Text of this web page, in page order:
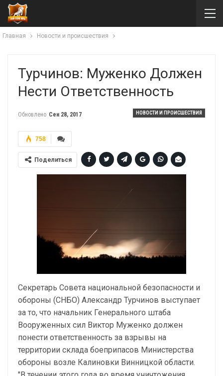
Главная Новости и происшествия
Турчинов: Муженко Должен
Нести Ответственность
НОВОСТИ И ПРОИСШЕСТВИЯ
Обновлено Сен 28, 2017
758
Поделиться
Секретарь Совета национальной безопасности и
обороны (СНБО) Александр Турчинов выступает
за то, что начальник Генерального штаба
Вооруженных сил Виктор Муженко должен
понести ответственность за взрывы на
территории склада боеприпасов Министерства
обороны возле Калиновки Винницкой области.